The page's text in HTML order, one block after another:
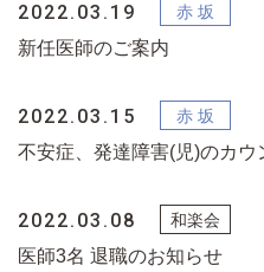
2022.03.19
新任医師のご案内
2022.03.15
不安症、発達障害(児)のカウ
2022.03.08
医師3名 退職のお知らせ